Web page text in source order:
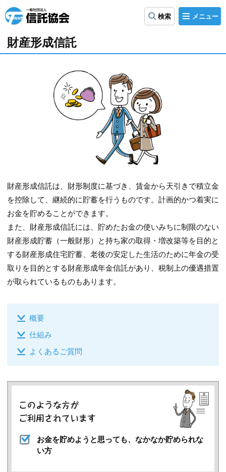
託
協
会
検索
メ
財産形成信託
財産形成信託は、財形制度に基づき、賃金から天引きで積立金
を控除して、継続的に貯蓄を行うものです。計画的かつ着実に
お金を貯めることができます。
また、財産形成信託には、貯めたお金の使いみちに制限のない
財産形成貯蓄（一般財形）と持ち家の取得・増改築等を目的と
する財産形成住宅貯蓄、老後の安定した生活のために年金の受
取りを目的とする財産形成年金信託があり、税制上の優遇措置
が取られているものもあります。
概要
仕組み
よくあるご質問
お金を貯めようと思っても、なかなか貯められな
い方